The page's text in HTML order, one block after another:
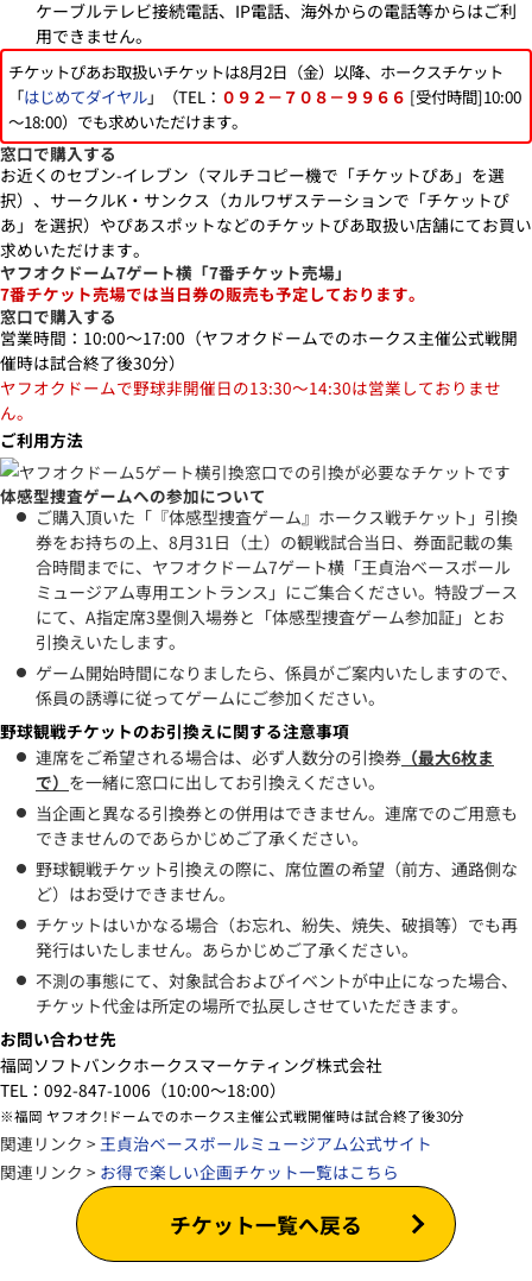
ケーブルテレビ接続電話、IP電話、海外からの電話等からはご利
用できません。
チケットぴあお取扱いチケットは8月2日（金）以降、ホークスチケット
「はじめてダイヤル」（TEL： ０９２－７０８－９９６６ [受付時間]10:00
～18:00）でも求めいただけます。
窓口で購入する
お近くのセブン-イレブン（マルチコピー機で「チケットぴあ」を選
択）、サークルK・サンクス（カルワザステーションで「チケットぴ
あ」を選択）やぴあスポットなどのチケットぴあ取扱い店舗にてお買い
求めいただけます。
ヤフオクドーム7ゲート横「7番チケット売場」
7番チケット売場では当日券の販売も予定しております。
窓口で購入する
営業時間：10:00～17:00（ヤフオクドームでのホークス主催公式戦開
催時は試合終了後30分）
ヤフオクドームで野球非開催日の13:30～14:30は営業しておりませ
ん。
ご利用方法
体感型捜査ゲームへの参加について
ご購入頂いた「『体感型捜査ゲーム』ホークス戦チケット」引換
券をお持ちの上、8月31日（土）の観戦試合当日、券面記載の集
合時間までに、ヤフオクドーム7ゲート横「王貞治ベースボール
ミュージアム専用エントランス」にご集合ください。特設ブース
にて、A指定席3塁側入場券と「体感型捜査ゲーム参加証」とお
引換えいたします。
ゲーム開始時間になりましたら、係員がご案内いたしますので、
係員の誘導に従ってゲームにご参加ください。
野球観戦チケットのお引換えに関する注意事項
連席をご希望される場合は、必ず人数分の引換券 （最大6枚ま
で） を一緒に窓口に出してお引換えください。
当企画と異なる引換券との併用はできません。連席でのご用意も
できませんのであらかじめご了承ください。
野球観戦チケット引換えの際に、席位置の希望（前方、通路側な
ど）はお受けできません。
チケットはいかなる場合（お忘れ、紛失、焼失、破損等）でも再
発行はいたしません。あらかじめご了承ください。
不測の事態にて、対象試合およびイベントが中止になった場合、
チケット代金は所定の場所で払戻しさせていただきます。
お問い合わせ先
福岡ソフトバンクホークスマーケティング株式会社
TEL：092-847-1006（10:00～18:00）
※福岡 ヤフオク!ドームでのホークス主催公式戦開催時は試合終了後30分
関連リンク > 王貞治ベースボールミュージアム公式サイト
関連リンク > お得で楽しい企画チケット一覧はこちら
チケット一覧へ戻る